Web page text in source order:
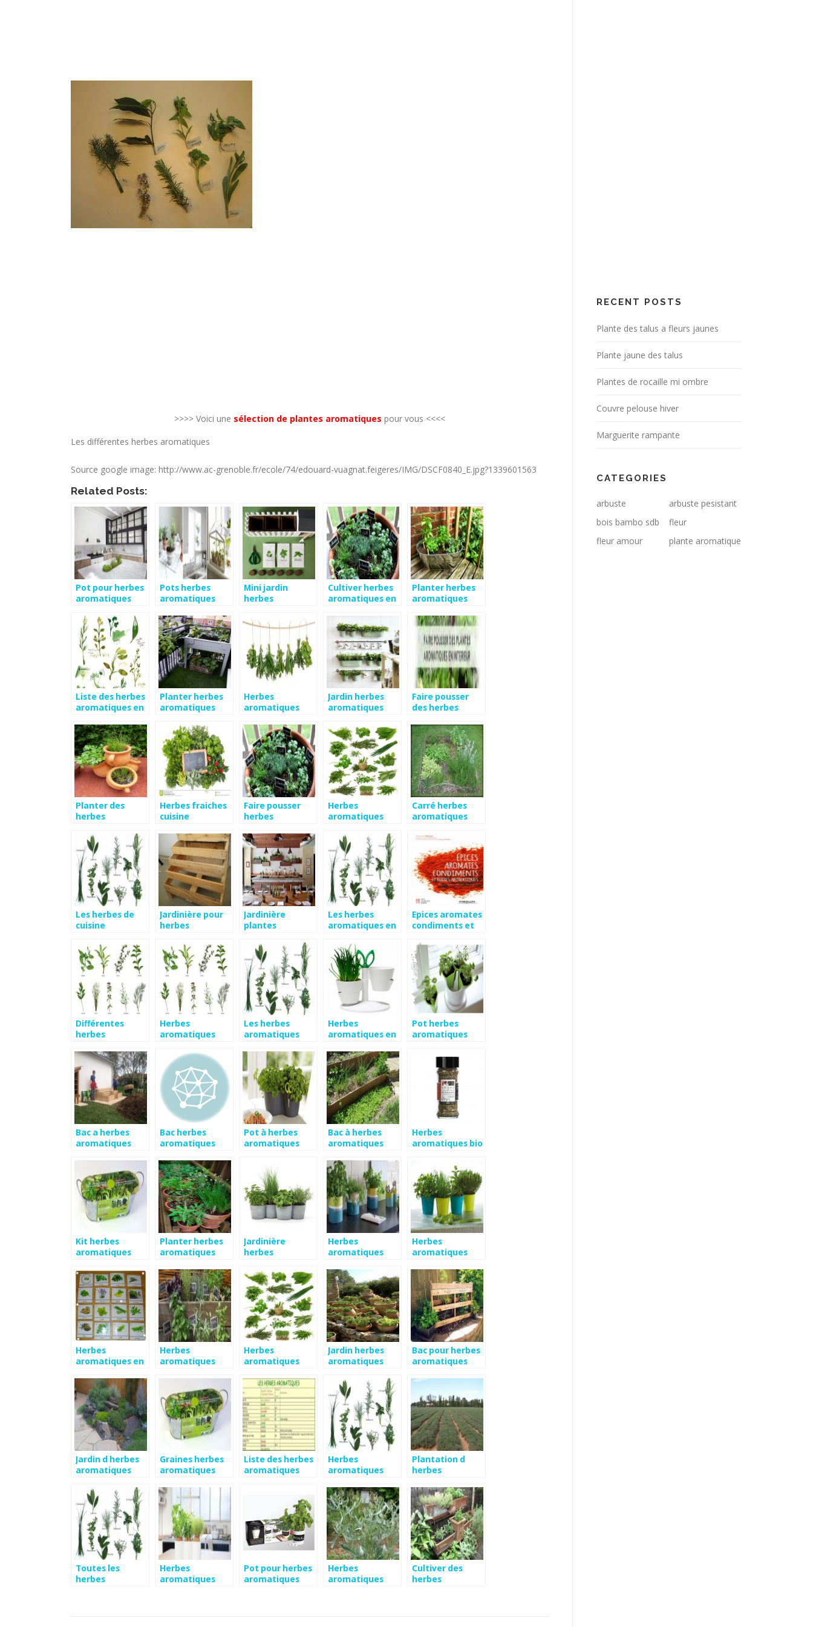
>>>> Voici une sélection de plantes aromatiques pour vous <<<<
Les différentes herbes aromatiques
Source google image: http://www.ac-grenoble.fr/ecole/74/edouard-vuagnat.feigeres/IMG/DSCF0840_E.jpg?1339601563
Related Posts:
Pot pour herbes
aromatiques
Pots herbes
aromatiques
Mini jardin
herbes
Cultiver herbes
aromatiques en
Planter herbes
aromatiques
Liste des herbes
aromatiques en
Planter herbes
aromatiques
Herbes
aromatiques
Jardin herbes
aromatiques
Faire pousser
des herbes
interieur
Planter des
herbes
jardinière
Herbes fraiches
cuisine
Faire pousser
herbes
interieur
Herbes
aromatiques
Carré herbes
aromatiques
Les herbes de
cuisine
Jardinière pour
herbes
Jardinière
plantes
cuisine
Les herbes
aromatiques en
Epices aromates
condiments et
aromatiques
Différentes
herbes
Herbes
aromatiques
Les herbes
aromatiques
Herbes
aromatiques en
Pot herbes
aromatiques
Bac a herbes
aromatiques
Bac herbes
aromatiques
Pot à herbes
aromatiques
Bac à herbes
aromatiques
Herbes
aromatiques bio
Kit herbes
aromatiques
Planter herbes
aromatiques
Jardinière
herbes
Herbes
aromatiques
Herbes
aromatiques
Herbes
aromatiques en
Herbes
aromatiques
Herbes
aromatiques
Jardin herbes
aromatiques
Bac pour herbes
aromatiques
Jardin d herbes
aromatiques
Graines herbes
aromatiques
Liste des herbes
aromatiques
Herbes
aromatiques
Plantation d
herbes
Toutes les
herbes
Herbes
aromatiques
Pot pour herbes
aromatiques
Herbes
aromatiques
Cultiver des
herbes
RECENT POSTS
Plante des talus a fleurs jaunes
Plante jaune des talus
Plantes de rocaille mi ombre
Couvre pelouse hiver
Marguerite rampante
CATEGORIES
arbuste
arbuste pesistant
bois bambo sdb
fleur
fleur amour
plante aromatique